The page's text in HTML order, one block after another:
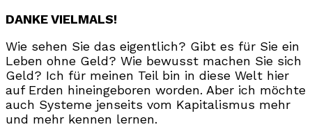
DANKE VIELMALS!
Wie sehen Sie das eigentlich? Gibt es für Sie ein
Leben ohne Geld? Wie bewusst machen Sie sich
Geld? Ich für meinen Teil bin in diese Welt hier
auf Erden hineingeboren worden. Aber ich möchte
auch Systeme jenseits vom Kapitalismus mehr
und mehr kennen lernen.